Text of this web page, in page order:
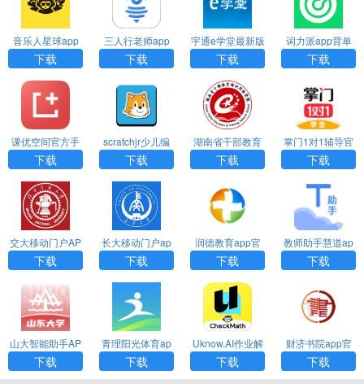
音乐人星球app
手机版下载
下载
三人行老师app
安卓版下载
下载
宇通e学堂最新版
本下载
下载
词力派app背单
词安卓版下载
下载
课优空间官方手
机版下载
下载
scratchjr少儿编
程官方版下载
下载
湖南省干部教育
培训网络学院ap
p手机版下载
下载
掌门1对1辅导官
方安卓版下载
下载
交大移动门户AP
P官方安卓版下载
下载
长大移动门户ap
p安卓版下载
下载
润德教育app官
方版下载
下载
教师助手慧道ap
p官方版下载
下载
山大智能助手AP
P官方版下载
下载
青理阳光体育ap
p手机版下载
下载
Uknow.AI作业解
答助手app安卓
版下载
下载
财济书院app官
方最新版下载
下载